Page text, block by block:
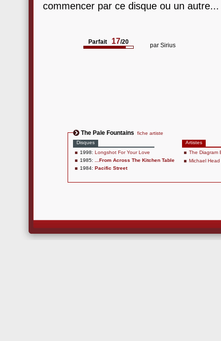
commencer par ce disque ou un autre...
Parfait 17/20 par Sirius
The Pale Fountains
fiche artiste
Disques
1998: Longshot For Your Love
1985:
...From Across The Kitchen Table
1984: Pacific Street
Artistes
The Diagram
Michael